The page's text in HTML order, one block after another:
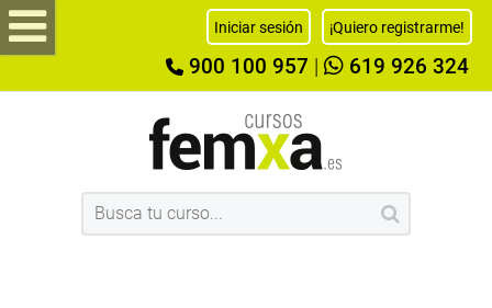
Iniciar sesión ¡Quiero registrarme!
900 100 957 619 926 324